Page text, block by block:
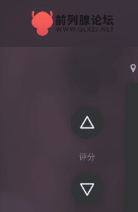
评分